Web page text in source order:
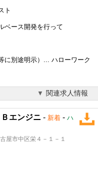
ト
ベース開発を行って
に別途明示）... ハローワーク
関連求人情報
エンジニ - 新着 - ハ
屋市中区栄４－１－１